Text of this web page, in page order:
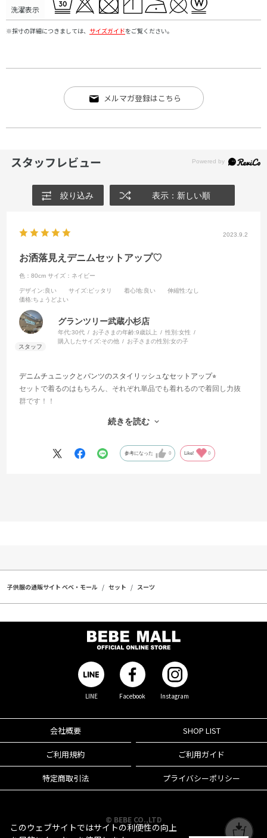
洗濯表示
※採寸の詳細につきましては、 サイズガイドをご覧ください。
メルマガ登録はこちら
スタッフレビュー
絞り込み 表示：新しい順
2023.9.2
お洒落見えデニムセットアップ♡
色：80cm サイズ：ネイビー
デザイン:良い サイズ:ピッタリ 着心地:良い 伸縮性:なし
価格:ちょうどよい
グランツリー武蔵小杉店
年代:30代 お子さまの年齢:9歳以上 性別:女性
購入したサイズ:その他 お子さまの性別:女の子
デニムチュニックとパンツのスタイリッシュなセットアップ⭐︎
セットで着るのはもちろん、それぞれ単品でも着れるので着回し力抜
群です！！
ばめられてます♡
続きを読む
参考になった 0 Like! 0
子供服の通販サイト ベベ・モール セット スーツ
LINE Facebook Instagram
会社概要 SHOP LIST
ご利用規約 ご利用ガイド
特定商取引法 プライバシーポリシー
© BEBE CO.,LTD
このウェブサイトではサイトの利便性の向上